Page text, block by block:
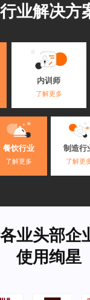
行业解决方
内训师
了解更多
餐饮行业
了解更多
制造行
了解更
业头部企
使用绚星